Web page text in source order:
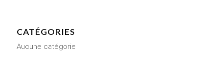
CATÉGORIES
Aucune catégorie